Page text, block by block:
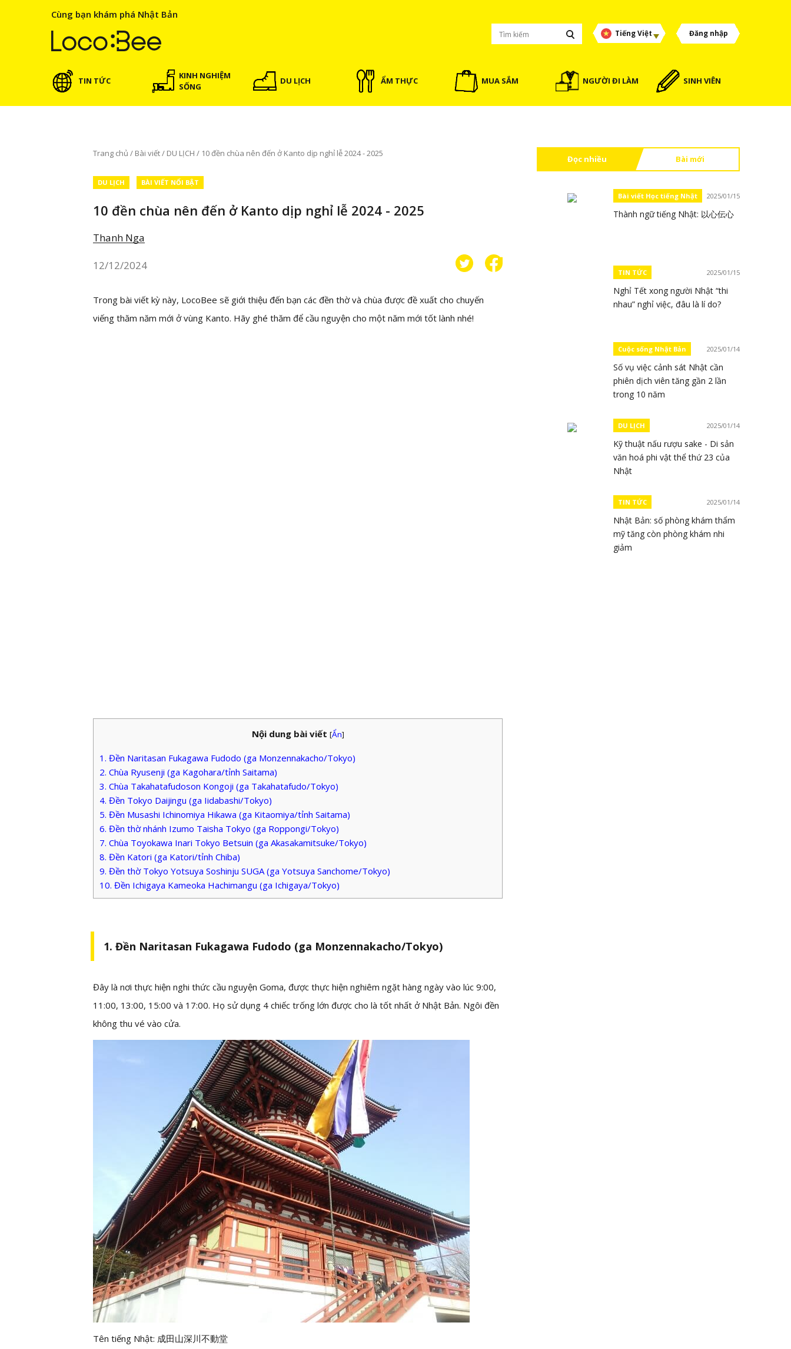
Cùng bạn khám phá Nhật Bản
Tiếng Việt Đăng nhập
TIN TỨC
KINH NGHIỆM
SỐNG
DU LỊCH ẨM THỰC MUA SẮM NGƯỜI ĐI LÀM SINH VIÊN
Trang chủ / Bài viết/ DU LỊCH / 10 đền chùa nên đến ở Kanto dịp nghỉ lễ 2024 - 2025
DU LỊCH BÀI VIẾT NỔI BẬT
10 đền chùa nên đến ở Kanto dịp nghỉ lễ 2024 - 2025
Thanh Nga
12/12/2024
Trong bài viết kỳ này, LocoBee sẽ giới thiệu đến bạn các đền thờ và chùa được đề xuất cho chuyến
viếng thăm năm mới ở vùng Kanto. Hãy ghé thăm để cầu nguyện cho một năm mới tốt lành nhé!
Nội dung bài viết [Ẩn]
1. Đền Naritasan Fukagawa Fudodo (ga Monzennakacho/Tokyo)
2. Chùa Ryusenji (ga Kagohara/tỉnh Saitama)
3. Chùa Takahatafudoson Kongoji (ga Takahatafudo/Tokyo)
4. Đền Tokyo Daijingu (ga Iidabashi/Tokyo)
5. Đền Musashi Ichinomiya Hikawa (ga Kitaomiya/tỉnh Saitama)
6. Đền thờ nhánh Izumo Taisha Tokyo (ga Roppongi/Tokyo)
7. Chùa Toyokawa Inari Tokyo Betsuin (ga Akasakamitsuke/Tokyo)
8. Đền Katori (ga Katori/tỉnh Chiba)
9. Đền thờ Tokyo Yotsuya Soshinju SUGA (ga Yotsuya Sanchome/Tokyo)
10. Đền Ichigaya Kameoka Hachimangu (ga Ichigaya/Tokyo)
1. Đền Naritasan Fukagawa Fudodo (ga Monzennakacho/Tokyo)
Đây là nơi thực hiện nghi thức cầu nguyện Goma, được thực hiện nghiêm ngặt hàng ngày vào lúc 9:00,
11:00, 13:00, 15:00 và 17:00. Họ sử dụng 4 chiếc trống lớn được cho là tốt nhất ở Nhật Bản. Ngôi đền
không thu vé vào cửa.
Tên tiếng Nhật: 成田山深川不動堂
Đọc nhiều Bài mới
Bài viết Học tiếng Nhật 2025/01/15
Thành ngữ tiếng Nhật: 以心伝心
TIN TỨC 2025/01/15
Nghỉ Tết xong người Nhật “thi
nhau” nghỉ việc, đâu là lí do?
Cuộc sống Nhật Bản 2025/01/14
Số vụ việc cảnh sát Nhật cần
phiên dịch viên tăng gần 2 lần
trong 10 năm
DU LỊCH 2025/01/14
Kỹ thuật nấu rượu sake - Di sản
văn hoá phi vật thể thứ 23 của
Nhật
TIN TỨC 2025/01/14
Nhật Bản: số phòng khám thẩm
mỹ tăng còn phòng khám nhi
giảm